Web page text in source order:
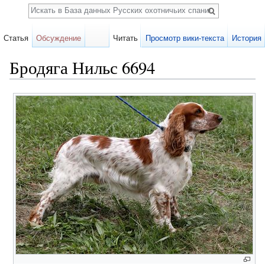
Бродяга Нильс 6694
Статья Обсуждение Читать Просмотр вики-текста История
Поиск